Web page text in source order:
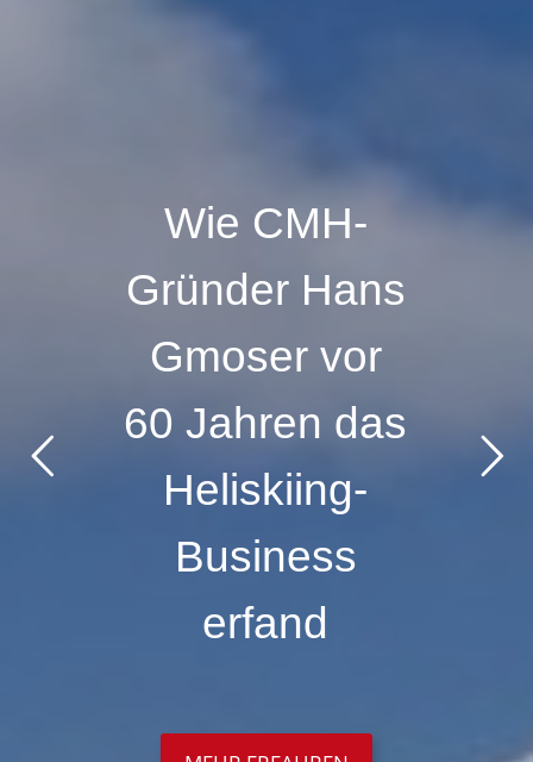
Wie CMH-
Gründer Hans
Gmoser vor
60 Jahren das
Heliskiing-
Business
erfand